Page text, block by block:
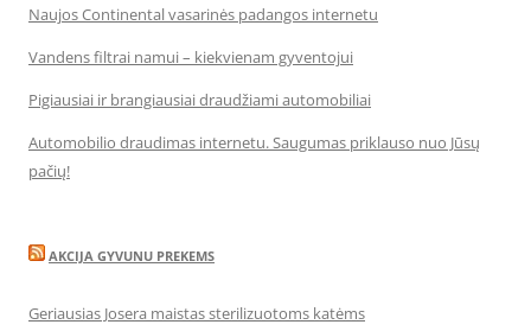
Naujos Continental vasarinės padangos internetu
Vandens filtrai namui – kiekvienam gyventojui
Pigiausiai ir brangiausiai draudžiami automobiliai
Automobilio draudimas internetu. Saugumas priklauso nuo Jūsų
pačių!
AKCIJA GYVUNU PREKEMS
Geriausias Josera maistas sterilizuotoms katėms